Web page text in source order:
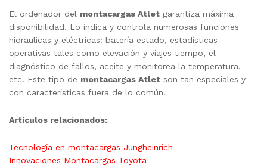
El ordenador del montacargas Atlet garantiza máxima
disponibilidad. Lo indica y controla numerosas funciones
hidraulicas y eléctricas: batería estado, estadísticas
operativas tales como elevación y viajes tiempo, el
diagnóstico de fallos, aceite y monitorea la temperatura,
etc. Este tipo de montacargas Atlet son tan especiales y
con características fuera de lo común.
Artículos relacionados:
Tecnología en montacargas Jungheinrich
Innovaciones Montacargas Toyota